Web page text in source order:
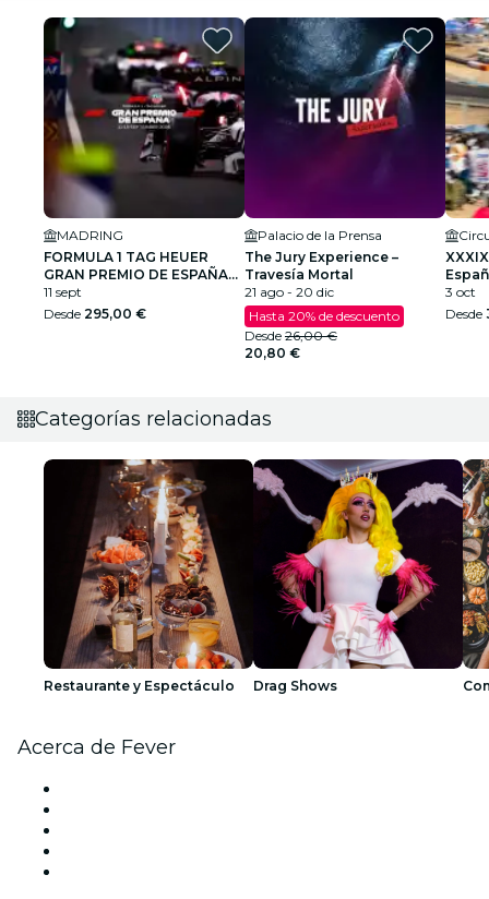
MADRING
FORMULA 1 TAG HEUER
GRAN PREMIO DE ESPAÑA
2026
11 sept
Desde 295,00 €
Palacio de la Prensa
The Jury Experience –
Travesía Mortal
21 ago - 20 dic
Hasta 20% de descuento
Desde 26,00 €
20,80 €
3 oct
Desde
Categorías relacionadas
Restaurante y Espectáculo Drag Shows
Acerca de Fever